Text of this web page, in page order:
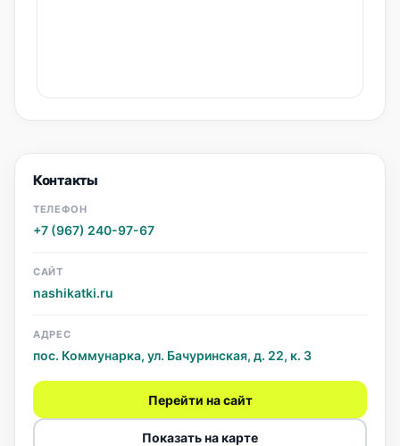
Контакты
ТЕЛЕФОН
+7 (967) 240-97-67
САЙТ
nashikatki.ru
АДРЕС
пос. Коммунарка, ул. Бачуринская, д. 22, к. 3
Перейти на сайт
Показать на карте